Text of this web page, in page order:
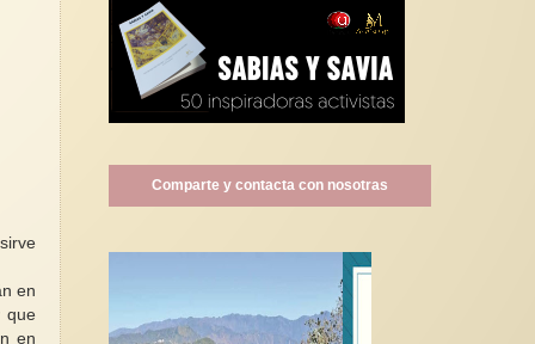
en
que
en
Comparte y contacta con nosotras